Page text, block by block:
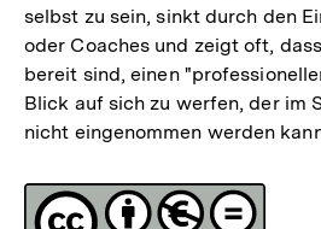
selbst zu sein, sinkt durch den
oder Coaches und zeigt oft,
bereit sind, einen
Blick auf sich zu werfen, der im
nicht eingenommen werden
Fussnoten
Lizenz